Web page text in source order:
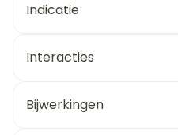
Indicatie
Interacties
Bijwerkingen